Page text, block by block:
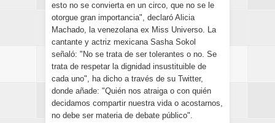
esto no se convierta en un circo, que no se le
otorgue gran importancia", declaró Alicia
Machado, la venezolana ex Miss Universo. La
cantante y actriz mexicana Sasha Sokol
señaló: "No se trata de ser tolerantes o no. Se
trata de respetar la dignidad insustituible de
cada uno", ha dicho a través de su Twitter,
donde añade: "Quién nos atraiga o con quién
decidamos compartir nuestra vida o acostarnos,
no debe ser materia de debate público".